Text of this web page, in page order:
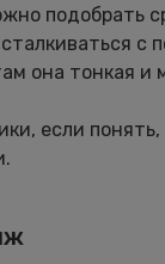
подобрать
она тонкая и
если